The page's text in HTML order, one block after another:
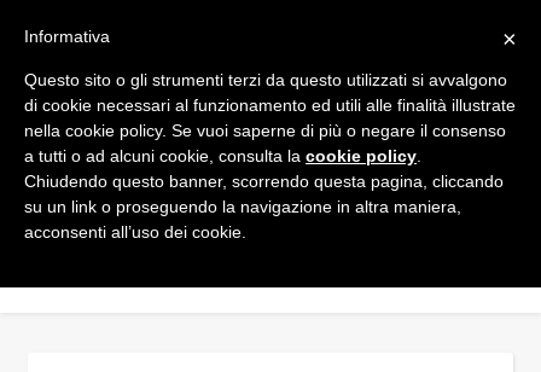
×
Informativa
Questo sito o gli strumenti terzi da questo utilizzati si avvalgono
di cookie necessari al funzionamento ed utili alle finalità illustrate
nella cookie policy. Se vuoi saperne di più o negare il consenso
a tutti o ad alcuni cookie, consulta la cookie policy
Chiudendo questo banner, scorrendo questa pagina, cliccando
su un link o proseguendo la navigazione in altra maniera,
acconsenti all’uso dei cookie.